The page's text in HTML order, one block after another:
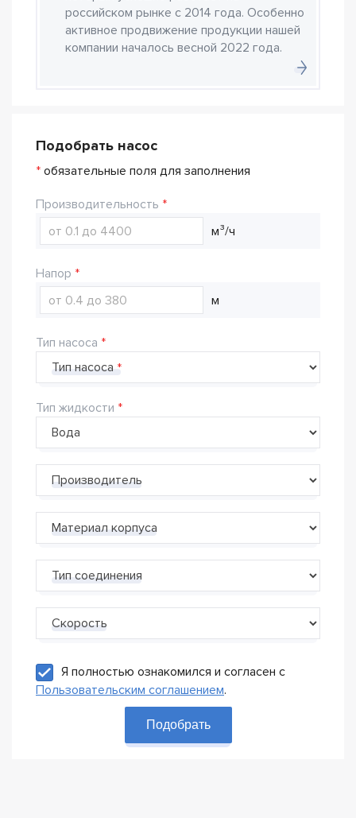
российском рынке с 2014 года. Особенно
активное продвижение продукции нашей
компании началось весной 2022 года.
Подобрать насос
* обязательные поля для заполнения
Производительность
м³/ч
Напор
м
Тип насоса
Тип насоса
Тип жидкости
Производитель
Материал корпуса
Тип соединения
Скорость
Я полностью ознакомился и согласен с
Пользовательским соглашением.
Подобрать